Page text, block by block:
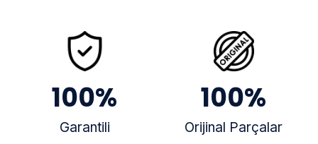
100%
Garantili
100%
Orijinal Parçalar